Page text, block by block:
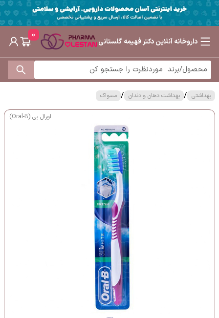
داروخانه آنلاین دکتر فهیمه گلستانی
0
بهداشتی / بهداشت دهان و دندان / مسواک
اورال بی (Oral-B)